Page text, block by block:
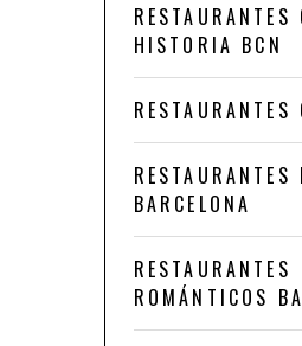
RESTAURANTES
HISTORIA BCN
RESTAURANTES
RESTAURANTES
BARCELONA
RESTAURANTES
ROMÁNTICOS